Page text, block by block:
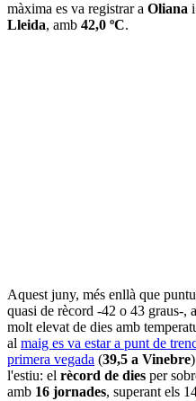
màxima es va registrar a Oliana
Lleida, amb 42,0 ºC.
Aquest juny, més enllà que
quasi de rècord -42 o 43 graus-,
molt elevat de dies amb
al maig es va estar a punt de
primera vegada (39,5 a Vinebre
l'estiu: el rècord de dies per
amb 16 jornades, superant els